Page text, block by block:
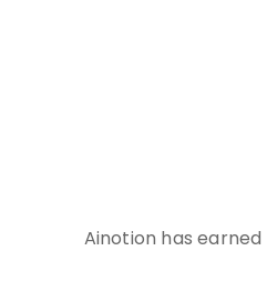
Ainotion has